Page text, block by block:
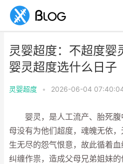
灵婴超度：不超度婴
婴灵超度选什么日子
灵婴超度 • 2026-06-04
婴灵，是人工流产、胎死腹
母没有为他们超度，魂魄无依
生无尽的怨气恨意，故此循着血
纠缠作祟，造成父母兄弟姐妹